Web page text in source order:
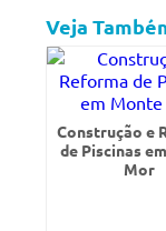
Veja
Construção e
de Piscinas
Mor